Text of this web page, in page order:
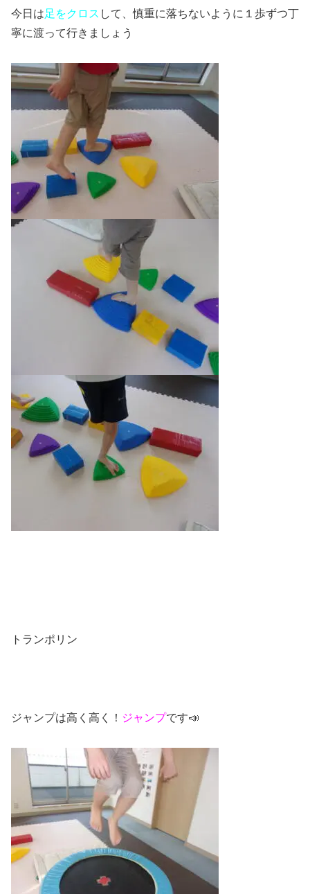
今日は足をクロス して、慎重に落ちないように１歩ずつ丁
寧に渡って行きましょう
トランポリン
ジャンプは高く高く！ ジャンプです📣